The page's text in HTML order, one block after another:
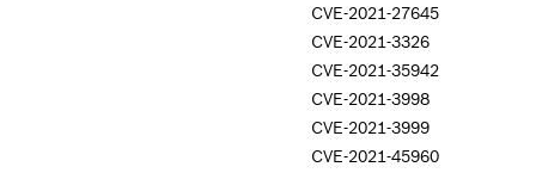
CVE-2021-27645
CVE-2021-3326
CVE-2021-35942
CVE-2021-3998
CVE-2021-3999
CVE-2021-45960